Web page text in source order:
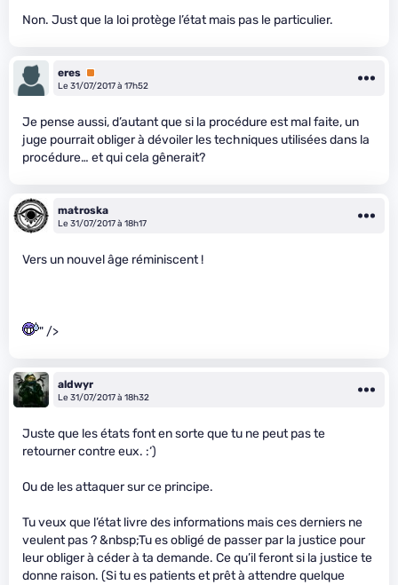
Non. Just que la loi protège l’état mais pas le particulier.
eres Premium
Le 31/07/2017 à 17h52
Je pense aussi, d’autant que si la procédure est mal faite, un
juge pourrait obliger à dévoiler les techniques utilisées dans la
procédure… et qui cela gênerait?
matroska
Le 31/07/2017 à 18h17
Vers un nouvel âge réminiscent !
" />
aldwyr
Le 31/07/2017 à 18h32
Juste que les états font en sorte que tu ne peut pas te
retourner contre eux. :‘)
Ou de les attaquer sur ce principe.
Tu veux que l’état livre des informations mais ces derniers ne
veulent pas ? &nbsp;Tu es obligé de passer par la justice pour
leur obliger à céder à ta demande. Ce qu’il feront si la justice te
donne raison. (Si tu es patients et prêt à attendre quelque